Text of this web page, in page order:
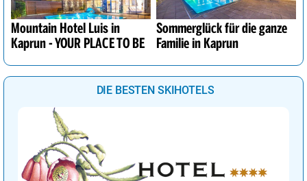
Mountain Hotel Luis in
Kaprun - YOUR PLACE TO BE
Sommerglück für die ganze
Familie in Kaprun
DIE BESTEN SKIHOTELS